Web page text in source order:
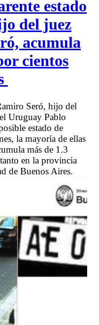
estado
del juez
acumula
cientos
Seró, hijo del
Uruguay Pablo
estado de
la mayoría de ellas
más de 1.3
en la provincia
de Buenos Aires.